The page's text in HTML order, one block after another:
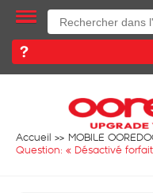
Accueil
MOBILE
Question: « Désactivé